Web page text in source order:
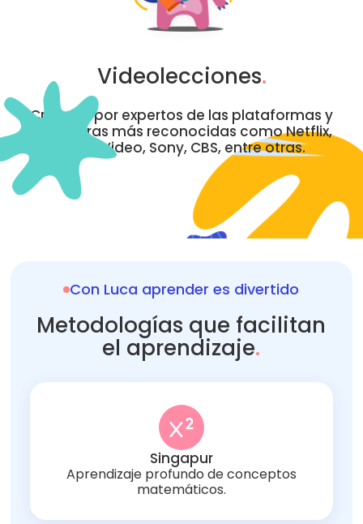
Videolecciones.
Creadas por expertos de las plataformas y
televisoras más reconocidas como Netflix,
Prime Video, Sony, CBS, entre otras.
Con Luca aprender es divertido
Metodologías que facilitan
el aprendizaje.
Singapur
Aprendizaje profundo de conceptos
matemáticos.